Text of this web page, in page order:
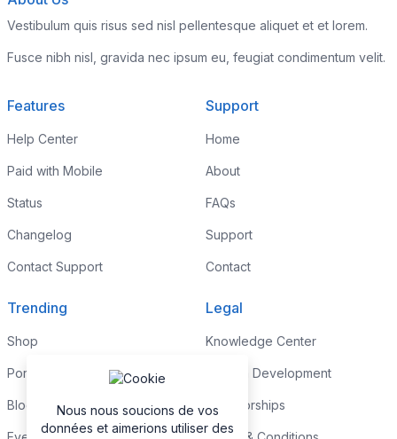
Vestibulum quis risus sed nisl pellentesque aliquet et et lorem.
Fusce nibh nisl, gravida nec ipsum eu, feugiat condimentum velit.
Features
Help Center
Paid with Mobile
Status
Changelog
Contact Support
Support
Home
About
FAQs
Support
Contact
Trending
Shop
Portfolio
Blog
Legal
Knowledge Center
Custom Development
Sponsorships
Nous nous soucions de vos
données et aimerions utiliser des